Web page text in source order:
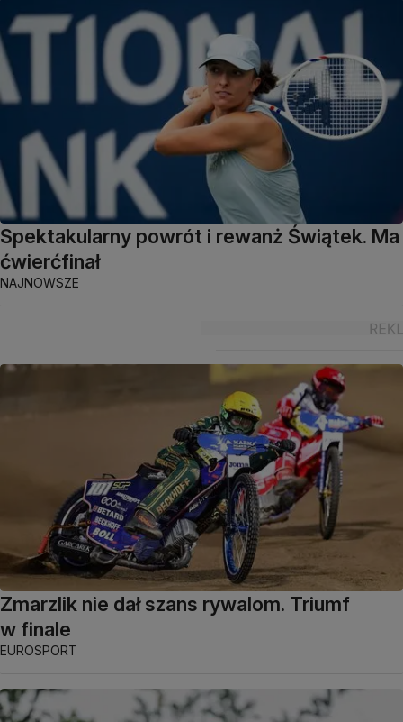
Spektakularny powrót i rewanż Świątek. Ma
ćwierćfinał
NAJNOWSZE
Zmarzlik nie dał szans rywalom. Triumf
w finale
EUROSPORT